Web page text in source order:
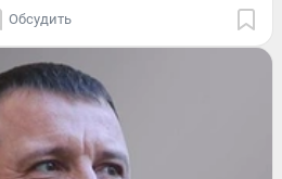
Обсудить